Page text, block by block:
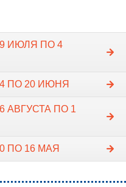
ИЮЛЯ ПО 4
ПО 20 ИЮНЯ
АВГУСТА ПО 1
ПО 16 МАЯ